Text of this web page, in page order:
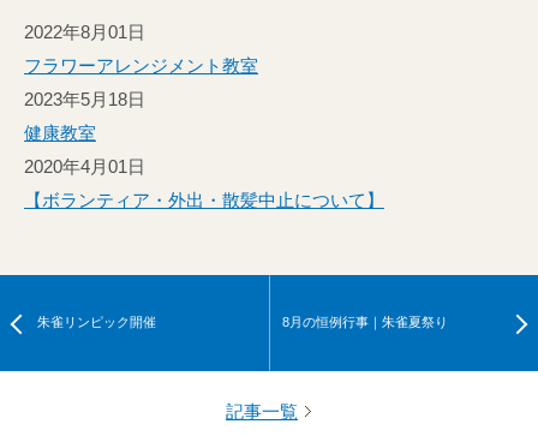
2022年8月01日
フラワーアレンジメント教室
2023年5月18日
健康教室
2020年4月01日
【ボランティア・外出・散髪中止について】
朱雀リンピック開催 8月の恒例行事｜朱雀夏祭り
記事一覧